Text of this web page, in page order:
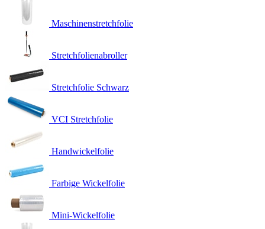
Maschinenstretchfolie
Stretchfolienabroller
Stretchfolie Schwarz
VCI Stretchfolie
Handwickelfolie
Farbige Wickelfolie
Mini-Wickelfolie